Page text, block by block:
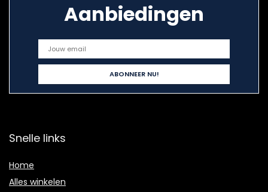
Aanbiedingen
Snelle links
Home
Alles winkelen